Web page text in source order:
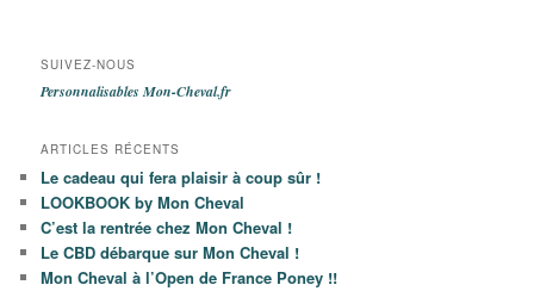
SUIVEZ-NOUS
Personnalisables Mon-Cheval.fr
ARTICLES RÉCENTS
Le cadeau qui fera plaisir à coup sûr !
LOOKBOOK by Mon Cheval
C’est la rentrée chez Mon Cheval !
Le CBD débarque sur Mon Cheval !
Mon Cheval à l’Open de France Poney !!